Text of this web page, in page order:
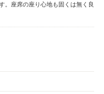
。座席の座り心地も固くは無く良